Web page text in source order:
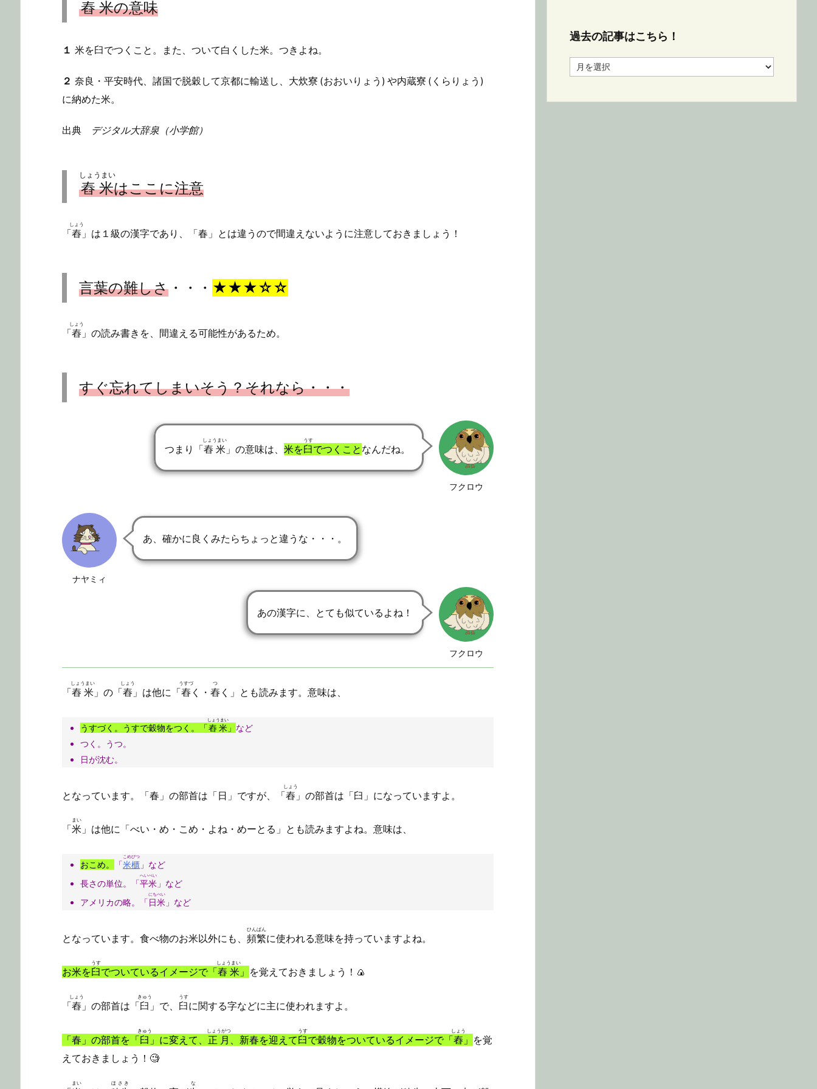
舂米の意味
１ 米を臼でつくこと。また、ついて白くした米。つきよね。
２ 奈良・平安時代、諸国で脱穀して京都に輸送し、大炊寮 (おおいりょう) や内蔵寮 (くらりょう)
に納めた米。
出典 デジタル大辞泉（小学館）
舂米
しょうまい
はここに注意
「舂
しょう
」は１級の漢字であり、「春」とは違うので間違えないように注意しておきましょう！
言葉の難しさ ・・・ ★★★☆☆
「舂
しょう
」の読み書きを、間違える可能性があるため。
すぐ忘れてしまいそう？それなら・・・
フクロウ
つまり「舂米
しょうまい
」の意味は、 米を臼
うす
でつくこと なんだね。
ナヤミィ
あ、確かに良くみたらちょっと違うな・・・。
フクロウ
あの漢字に、とても似ているよね！
「舂米
しょうまい
」の「舂
しょう
」は他に「舂
うすづ
く・ 舂
つ
く」とも読みます。意味は、
うすづく。うすで穀物をつく。「舂米
しょうまい
」 など
つく。うつ。
日が沈む。
となっています。「春」の部首は「日」ですが、「舂
しょう
」の部首は「臼」になっていますよ。
「米
まい
」は他に「べい・め・こめ・よね・めーとる」とも読みますよね。意味は、
おこめ。 「米櫃
こめびつ
」など
長さの単位。「平米
へいべい
」など
アメリカの略。「日米
にちべい
」など
となっています。食べ物のお米以外にも、 頻繁
ひんぱん
に使われる意味を持っていますよね。
お米を臼
うす
でついているイメージで「舂米
しょうまい
」 を覚えておきましょう！🍙
「舂
しょう
」の部首は「臼
きゅう
」で、 臼
うす
に関する字などに主に使われますよ。
「春」の部首を「臼
きゅう
」に変えて、 正月
しょうがつ
、新春を迎えて臼
うす
で穀物をついているイメージで「舂
しょう
」 を覚
えておきましょう！🧐
まい ほさき な
過去の記事はこちら！
去